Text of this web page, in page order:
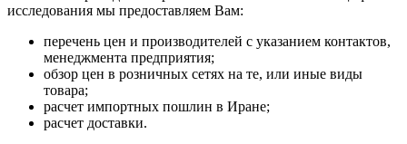
исследования мы предоставляем Вам:
перечень цен и производителей с указанием контактов,
менеджмента предприятия;
обзор цен в розничных сетях на те, или иные виды
товара;
расчет импортных пошлин в Иране;
расчет доставки.